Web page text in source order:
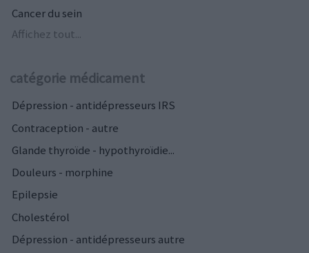
Cancer du sein
Affichez tout...
catégorie médicament
Dépression - antidépresseurs IRS
Contraception - autre
Glande thyroïde - hypothyroïdie...
Douleurs - morphine
Epilepsie
Cholestérol
Dépression - antidépresseurs autre